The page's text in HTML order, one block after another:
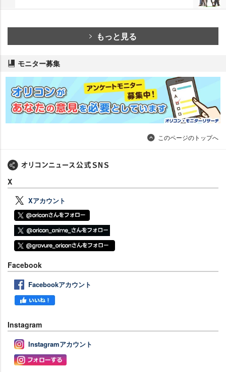
もっと見る
モニター募集
このページのトップへ
X
Xアカウント
Facebook
Facebookアカウント
Instagram
Instagramアカウント